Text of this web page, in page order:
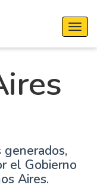
el Gobierno
Aires.